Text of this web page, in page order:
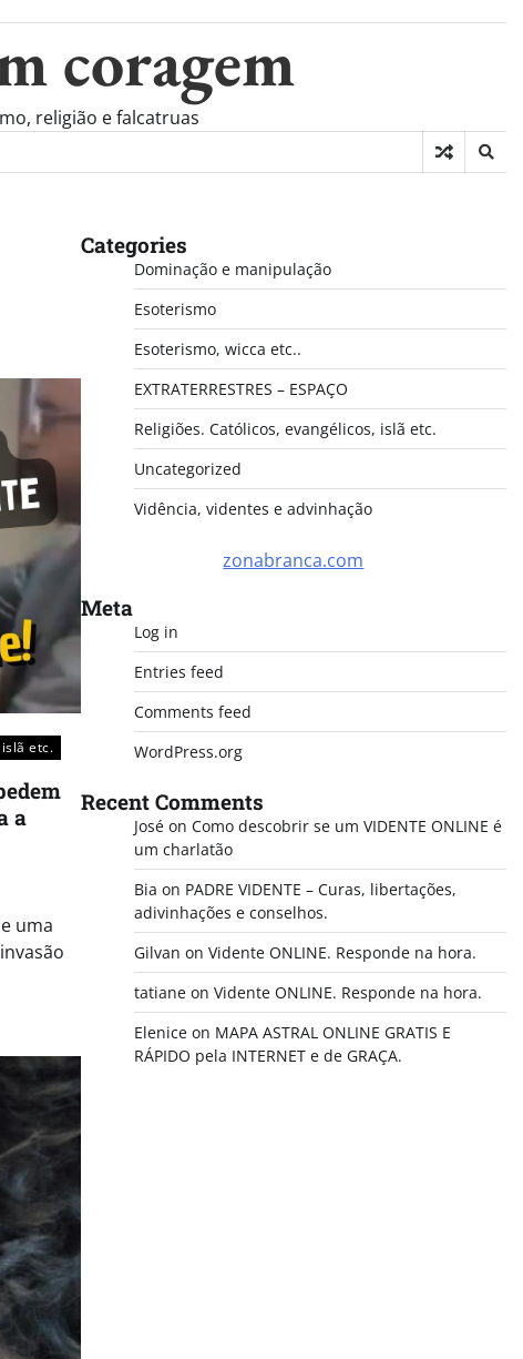
coragem
religião e falcatruas
etc.
a
uma
Categories
Dominação e manipulação
Esoterismo
Esoterismo, wicca etc..
EXTRATERRESTRES – ESPAÇO
Religiões. Católicos, evangélicos, islã etc.
Uncategorized
Vidência, videntes e advinhação
zonabranca.com
Meta
Log in
Entries feed
Comments feed
WordPress.org
Recent Comments
Joséon Como descobrir se um VIDENTE ONLINE é
um charlatão
Bia on PADRE VIDENTE – Curas, libertações,
adivinhações e conselhos.
Gilvan on Vidente ONLINE. Responde na hora.
tatianeon Vidente ONLINE. Responde na hora.
Eleniceon MAPA ASTRAL ONLINE GRATIS E
RÁPIDO pela INTERNET e de GRAÇA.